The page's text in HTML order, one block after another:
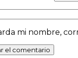
mi nombre,